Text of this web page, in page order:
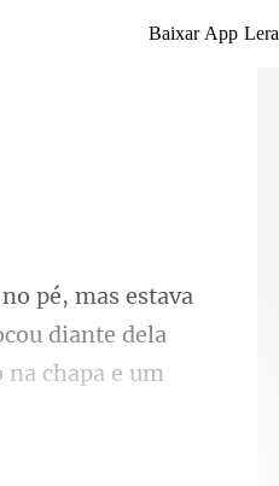
Baixar App Lera
diante dela